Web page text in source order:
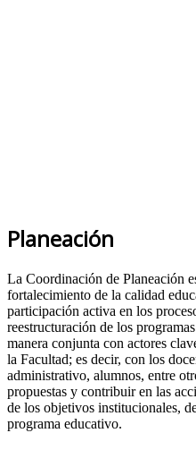
Planeación
La Coordinación de Planeación
fortalecimiento de la calidad
participación activa en los
reestructuración de los
manera conjunta con actores
la Facultad; es decir, con los
administrativo, alumnos, entre
propuestas y contribuir en las
de los objetivos institucionales,
programa educativo.